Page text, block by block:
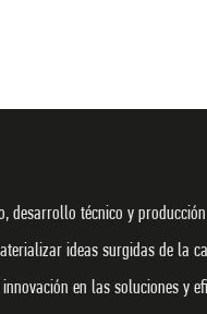
desarrollo técnico y
ideas surgidas de la
en las soluciones y